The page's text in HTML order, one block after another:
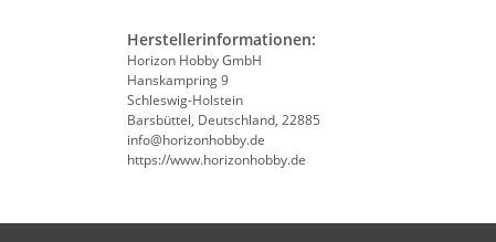
Herstellerinformationen:
Horizon Hobby GmbH
Hanskampring 9
Schleswig-Holstein
Barsbüttel, Deutschland, 22885
info@horizonhobby.de
https://www.horizonhobby.de